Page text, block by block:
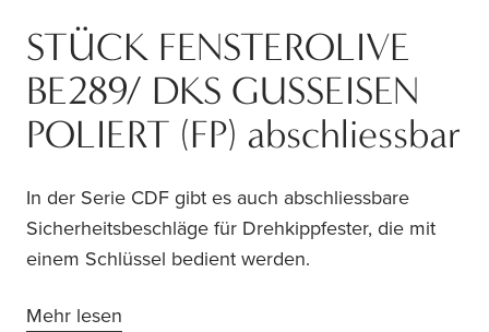
STÜCK FENSTEROLIVE
BE289/ DKS GUSSEISEN
POLIERT (FP) abschliessbar
In der Serie CDF gibt es auch abschliessbare
Sicherheitsbeschläge für Drehkippfester, die mit
einem Schlüssel bedient werden.
Mehr lesen